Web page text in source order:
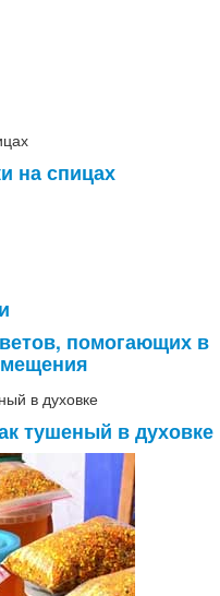
на спицах
помогающих в
тушеный в духовке